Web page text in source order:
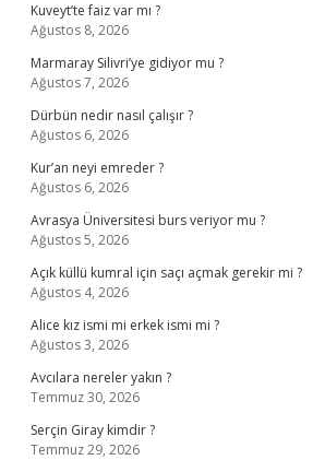
Kuveyt’te faiz var mı ?
Ağustos 8, 2026
Marmaray Silivri’ye gidiyor mu ?
Ağustos 7, 2026
Dürbün nedir nasıl çalışır ?
Ağustos 6, 2026
Kur’an neyi emreder ?
Ağustos 6, 2026
Avrasya Üniversitesi burs veriyor mu ?
Ağustos 5, 2026
Açık küllü kumral için saçı açmak gerekir mi ?
Ağustos 4, 2026
Alice kız ismi mi erkek ismi mi ?
Ağustos 3, 2026
Avcılara nereler yakın ?
Temmuz 30, 2026
Serçin Giray kimdir ?
Temmuz 29, 2026